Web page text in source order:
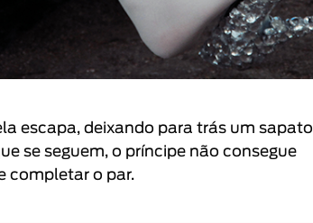
escapa, deixando para trás um sapato
se seguem, o príncipe não consegue
completar o par.